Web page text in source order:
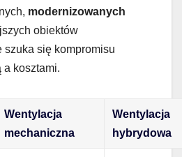
modernizowanych
obiektów
szuka się kompromisu
a kosztami.
Wentylacja
mechaniczna
Wentylacja
hybrydowa